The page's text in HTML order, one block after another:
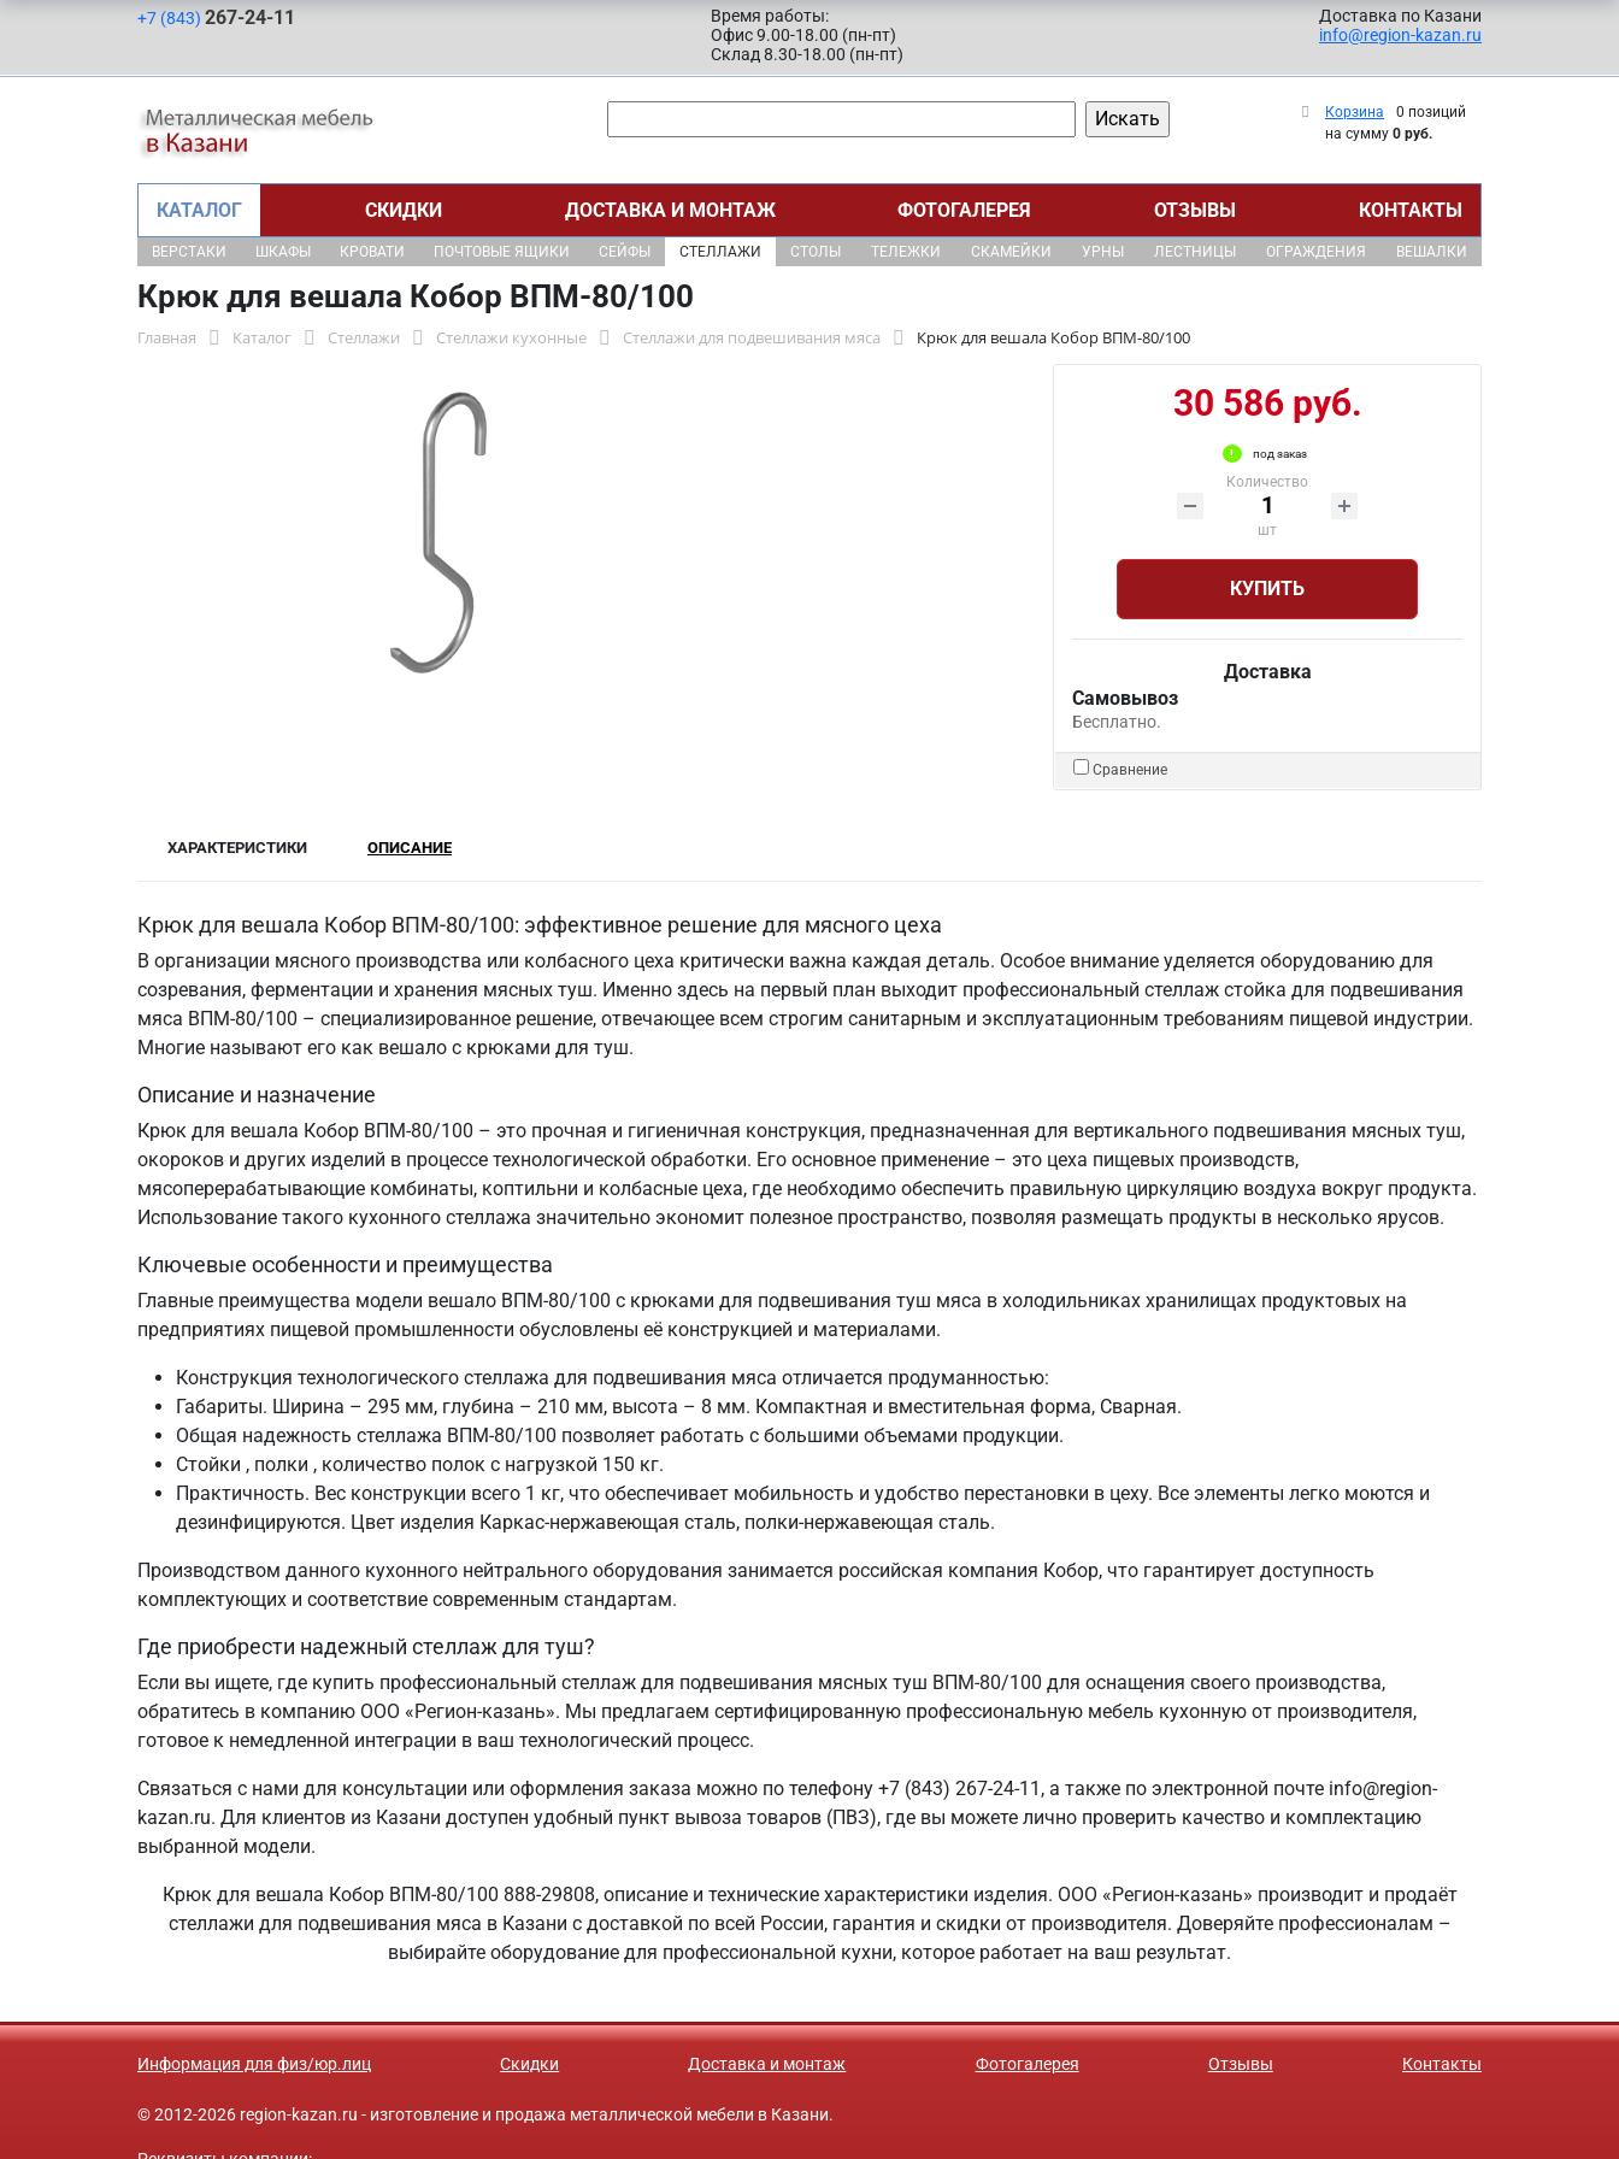
+7 (843) 267-24-11
Время работы:
Офис 9.00-18.00 (пн-пт)
Склад 8.30-18.00 (пн-пт)
Доставка по Казани
info@region-kazan.ru
Корзина
0 позиций
на сумму 0 руб.
КАТАЛОГ СКИДКИ ДОСТАВКА И МОНТАЖ ФОТОГАЛЕРЕЯ ОТЗЫВЫ КОНТАКТЫ
ВЕРСТАКИ ШКАФЫ КРОВАТИ ПОЧТОВЫЕ ЯЩИКИ СЕЙФЫ СТЕЛЛАЖИ СТОЛЫ ТЕЛЕЖКИ СКАМЕЙКИ УРНЫ ЛЕСТНИЦЫ ОГРАЖДЕНИЯ ВЕШАЛКИ
Крюк для вешала Кобор ВПМ-80/100
Главная Каталог Стеллажи Стеллажи кухонные Стеллажи для подвешивания мяса Крюк для вешала Кобор ВПМ-80/100
30 586 руб.
под заказ
Количество
шт
КУПИТЬ
Доставка
Самовывоз
Бесплатно.
Сравнение
ХАРАКТЕРИСТИКИ ОПИСАНИЕ
Крюк для вешала Кобор ВПМ-80/100: эффективное решение для мясного цеха
В организации мясного производства или колбасного цеха критически важна каждая деталь. Особое внимание уделяется оборудованию для
созревания, ферментации и хранения мясных туш. Именно здесь на первый план выходит профессиональный стеллаж стойка для подвешивания
мяса ВПМ-80/100 – специализированное решение, отвечающее всем строгим санитарным и эксплуатационным требованиям пищевой индустрии.
Многие называют его как вешало с крюками для туш.
Описание и назначение
Крюк для вешала Кобор ВПМ-80/100 – это прочная и гигиеничная конструкция, предназначенная для вертикального подвешивания мясных туш,
окороков и других изделий в процессе технологической обработки. Его основное применение – это цеха пищевых производств,
мясоперерабатывающие комбинаты, коптильни и колбасные цеха, где необходимо обеспечить правильную циркуляцию воздуха вокруг продукта.
Использование такого кухонного стеллажа значительно экономит полезное пространство, позволяя размещать продукты в несколько ярусов.
Ключевые особенности и преимущества
Главные преимущества модели вешало ВПМ-80/100 с крюками для подвешивания туш мяса в холодильниках хранилищах продуктовых на
предприятиях пищевой промышленности обусловлены её конструкцией и материалами.
Конструкция технологического стеллажа для подвешивания мяса отличается продуманностью:
Габариты. Ширина – 295 мм, глубина – 210 мм, высота – 8 мм. Компактная и вместительная форма, Сварная.
Общая надежность стеллажа ВПМ-80/100 позволяет работать с большими объемами продукции.
Стойки , полки , количество полок с нагрузкой 150 кг.
Практичность. Вес конструкции всего 1 кг, что обеспечивает мобильность и удобство перестановки в цеху. Все элементы легко моются и
дезинфицируются. Цвет изделия Каркас-нержавеющая сталь, полки-нержавеющая сталь.
Производством данного кухонного нейтрального оборудования занимается российская компания Кобор, что гарантирует доступность
комплектующих и соответствие современным стандартам.
Где приобрести надежный стеллаж для туш?
Если вы ищете, где купить профессиональный стеллаж для подвешивания мясных туш ВПМ-80/100 для оснащения своего производства,
обратитесь в компанию ООО «Регион-казань». Мы предлагаем сертифицированную профессиональную мебель кухонную от производителя,
готовое к немедленной интеграции в ваш технологический процесс.
Связаться с нами для консультации или оформления заказа можно по телефону +7 (843) 267-24-11, а также по электронной почте info@region-
kazan.ru. Для клиентов из Казани доступен удобный пункт вывоза товаров (ПВЗ), где вы можете лично проверить качество и комплектацию
выбранной модели.
Крюк для вешала Кобор ВПМ-80/100 888-29808, описание и технические характеристики изделия. ООО «Регион-казань» производит и продаёт
стеллажи для подвешивания мяса в Казани с доставкой по всей России, гарантия и скидки от производителя. Доверяйте профессионалам –
выбирайте оборудование для профессиональной кухни, которое работает на ваш результат.
Информация для физ/юр.лиц Скидки Доставка и монтаж Фотогалерея Отзывы Контакты
© 2012-2026 region-kazan.ru - изготовление и продажа металлической мебели в Казани.